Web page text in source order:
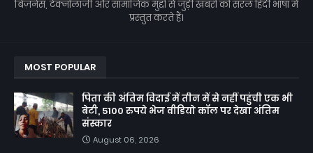
बिज़नेस, टेक्नोलॉजी और सामाजिक मुद्दों से जुड़ी खबरों को सरल हिंदी भाषा में
प्रस्तुत करते हैं।
MOST POPULAR
पिता की अंतिम विदाई में तीन में से नहीं पहुंची एक भी
बेटी, 5100 रुपये भेज वीडियो कॉल पर देखा अंतिम
संस्कार
August 06, 2026